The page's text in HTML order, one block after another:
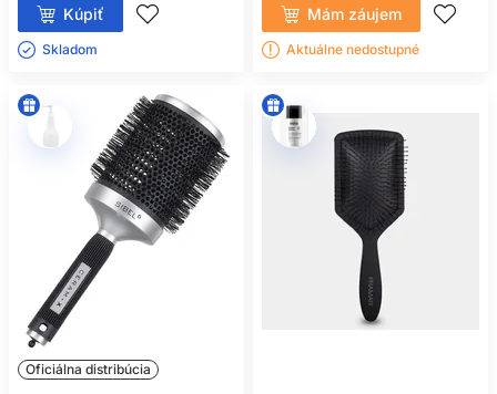
Kúpiť
Skladom ㅤ
Mám záujem
Aktuálne nedostupné
Oficiálna distribúcia